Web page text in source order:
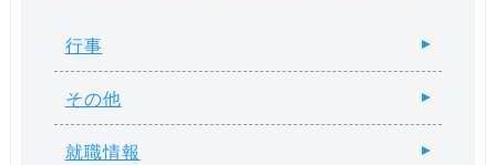
行事
その他
就職情報